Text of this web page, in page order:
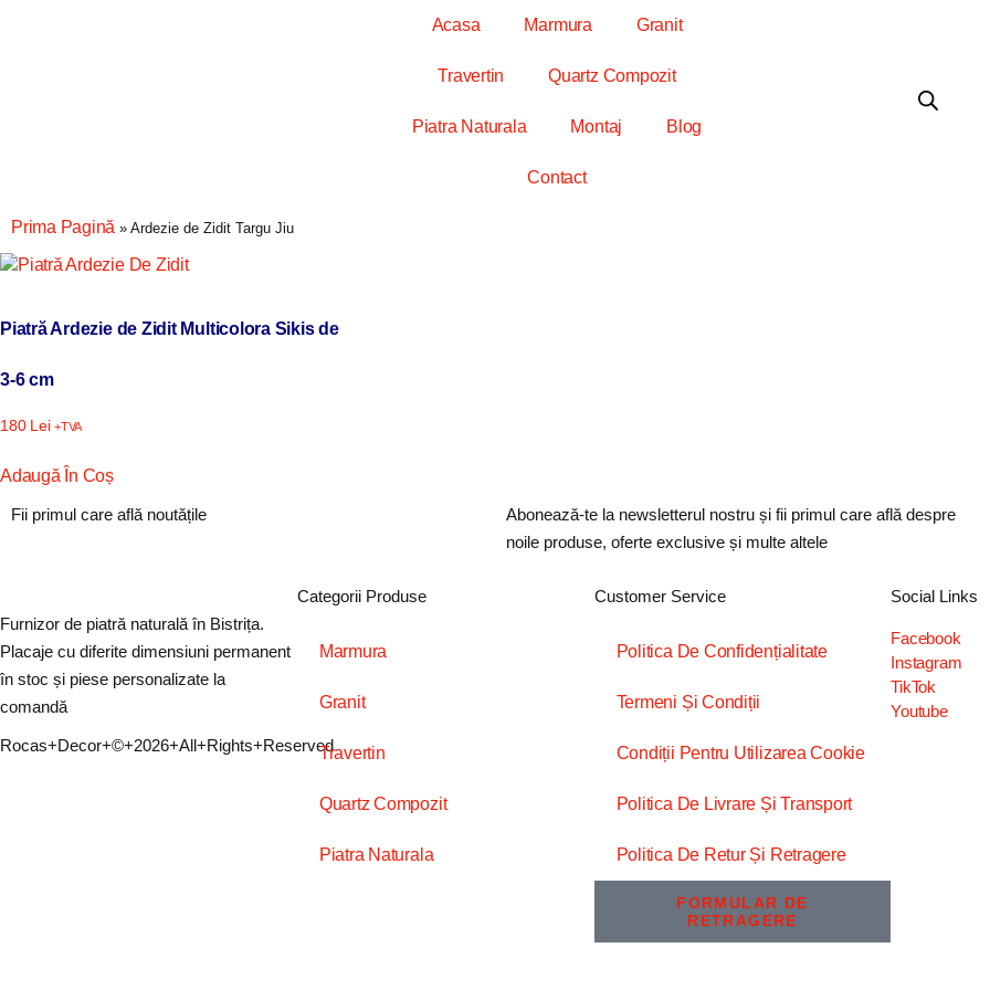
Acasa Marmura Granit
Travertin Quartz Compozit
Piatra Naturala Montaj Blog
Contact
Prima Pagină »Ardezie de Zidit Targu Jiu
Piatră Ardezie de Zidit Multicolora Sikis de
3-6 cm
180 Lei +TVA
Adaugă În Coș
Fii primul care află noutățile
Abonează-te la newsletterul nostru și fii primul care află despre
noile produse, oferte exclusive și multe altele
Furnizor de piatră naturală în Bistrița.
Placaje cu diferite dimensiuni permanent
în stoc și piese personalizate la
comandă
Rocas+Decor+©+2026+All+Rights+Reserved
Categorii Produse
Marmura
Granit
Travertin
Quartz Compozit
Piatra Naturala
Customer Service
Politica De Confidențialitate
Termeni Și Condiții
Condiții Pentru Utilizarea Cookie
Politica De Livrare Și Transport
Politica De Retur Și Retragere
FORMULAR DE
RETRAGERE
Social Links
Facebook
Instagram
TikTok
Youtube